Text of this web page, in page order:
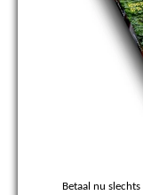
Betaal nu